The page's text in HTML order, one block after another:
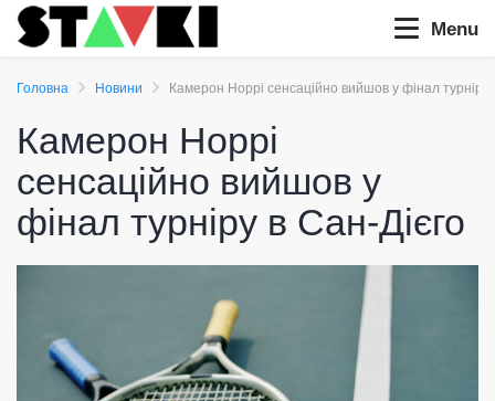
Menu
Головна Новини Камерон Норрі сенсаційно вийшов у фінал турніру
Камерон Норрі
сенсаційно вийшов у
фінал турніру в Сан-Дієго